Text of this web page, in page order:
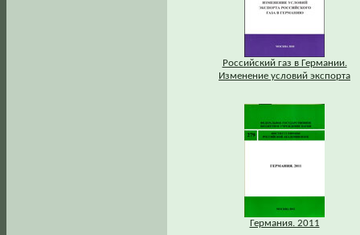
Российский газ в Германии.
Изменение условий экспорта
Германия. 2011